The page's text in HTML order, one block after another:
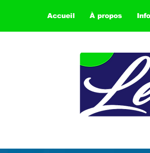
Accueil À propos